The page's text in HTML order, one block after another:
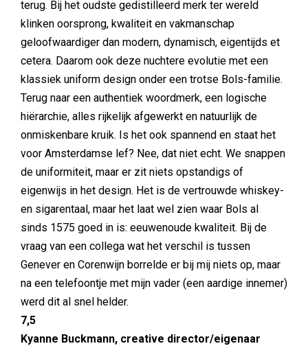
terug. Bij het oudste gedistilleerd merk ter wereld
klinken oorsprong, kwaliteit en vakmanschap
geloofwaardiger dan modern, dynamisch, eigentijds et
cetera. Daarom ook deze nuchtere evolutie met een
klassiek uniform design onder een trotse Bols-familie.
Terug naar een authentiek woordmerk, een logische
hiërarchie, alles rijkelijk afgewerkt en natuurlijk de
onmiskenbare kruik. Is het ook spannend en staat het
voor Amsterdamse lef? Nee, dat niet echt. We snappen
de uniformiteit, maar er zit niets opstandigs of
eigenwijs in het design. Het is de vertrouwde whiskey-
en sigarentaal, maar het laat wel zien waar Bols al
sinds 1575 goed in is: eeuwenoude kwaliteit. Bij de
vraag van een collega wat het verschil is tussen
Genever en Corenwijn borrelde er bij mij niets op, maar
na een telefoontje met mijn vader (een aardige innemer)
werd dit al snel helder.
7,5
Kyanne Buckmann, creative director/eigenaar